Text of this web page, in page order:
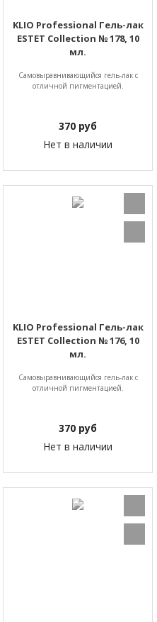
KLIO Professional Гель-лак
ESTET Collection № 178, 10
мл.
Самовыравнивающийся гель-лак с
отличной пигментацией.
370 руб
Нет в наличии
KLIO Professional Гель-лак
ESTET Collection № 176, 10
мл.
Самовыравнивающийся гель-лак с
отличной пигментацией.
370 руб
Нет в наличии